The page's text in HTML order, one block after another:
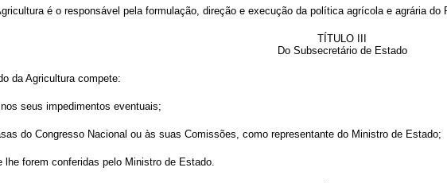
é o responsável pela formulação, direção e execução da política agrícola e agrária
TÍTULO III
Do Subsecretário de Estado
da Agricultura compete:
seus impedimentos eventuais;
do Congresso Nacional ou às suas Comissões, como representante do Ministro de Estado;
lhe forem conferidas pelo Ministro de Estado.